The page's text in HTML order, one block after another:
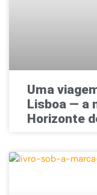
Uma
Lisboa — a
Horizonte